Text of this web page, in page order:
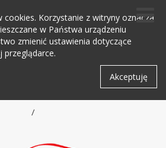
cookies. Korzystanie z witryny oznacza
w Państwa urządzeniu
zmienić ustawienia dotyczące
Akceptuję
/